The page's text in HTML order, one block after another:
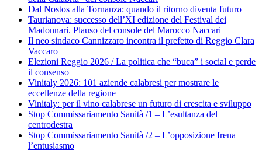
Dal Nostos alla Tornanza: quando il ritorno diventa futuro
Taurianova: successo dell’XI edizione del Festival dei
Madonnari. Plauso del console del Marocco Naccari
Il neo sindaco Cannizzaro incontra il prefetto di Reggio Clara
Vaccaro
Elezioni Reggio 2026 / La politica che “buca” i social e perde
il consenso
Vinitaly 2026: 101 aziende calabresi per mostrare le
eccellenze della regione
Vinitaly: per il vino calabrese un futuro di crescita e sviluppo
Stop Commissariamento Sanità /1 – L’esultanza del
centrodestra
Stop Commissariamento Sanità /2 – L’opposizione frena
l’entusiasmo